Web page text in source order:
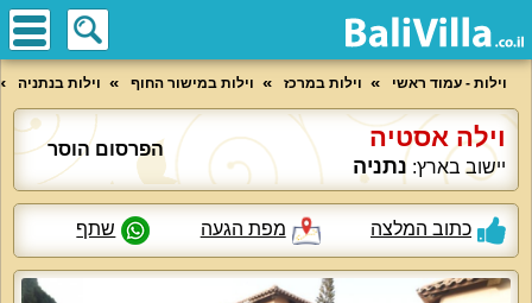
וילות - עמוד ראשי וילות במרכז וילות במישור החוף וילות בנתניה
וילה אסטיה
יישוב בארץ: נתניה
הפרסום הוסר
כתוב המלצה מפת הגעה שתף